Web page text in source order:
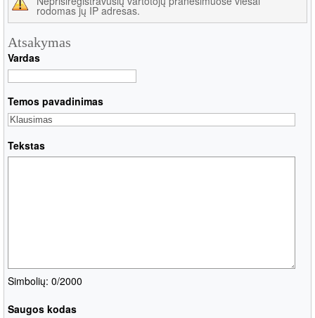
rodomas jų IP adresas.
Atsakymas
Vardas
Temos pavadinimas
Tekstas
Simbolių: 0/2000
Saugos kodas